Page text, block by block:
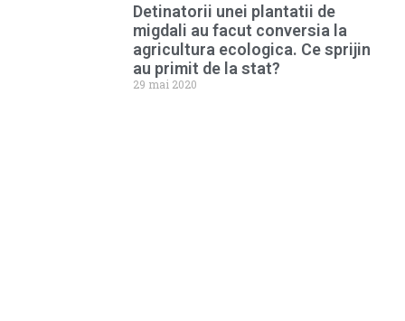
Detinatorii unei plantatii de
migdali au facut conversia la
agricultura ecologica. Ce sprijin
au primit de la stat?
29 mai 2020